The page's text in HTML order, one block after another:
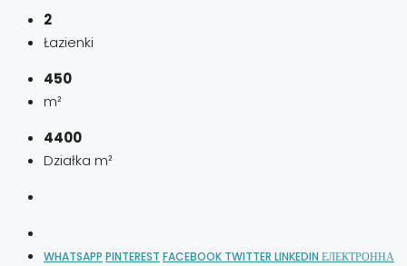
2
Łazienki
450
m²
4400
Działka m²
WHATSAPP PINTEREST FACEBOOK TWITTER LINKEDIN ЕЛЕКТРОННА